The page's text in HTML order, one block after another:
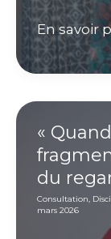
la
radiologie
de
cœur
de
la
médecine
«
Soigner
un
enfant,
c’est
d’abord
le
suivre
En savoir
«
du
Consultation,
mars 2026